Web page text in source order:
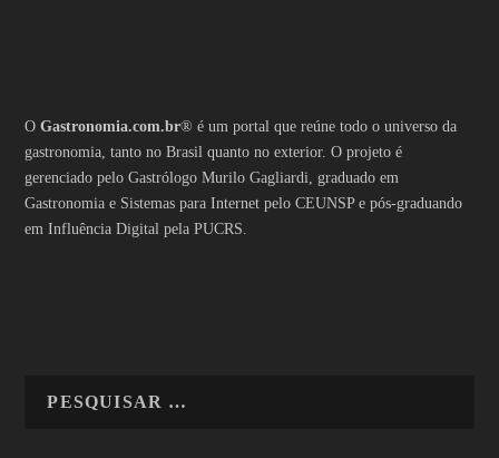
OGastronomia.com.br® é um portal que reúne todo o universo da
gastronomia, tanto no Brasil quanto no exterior. O projeto é
gerenciado pelo Gastrólogo Murilo Gagliardi, graduado em
Gastronomia e Sistemas para Internet pelo CEUNSP e pós-graduando
em Influência Digital pela PUCRS.